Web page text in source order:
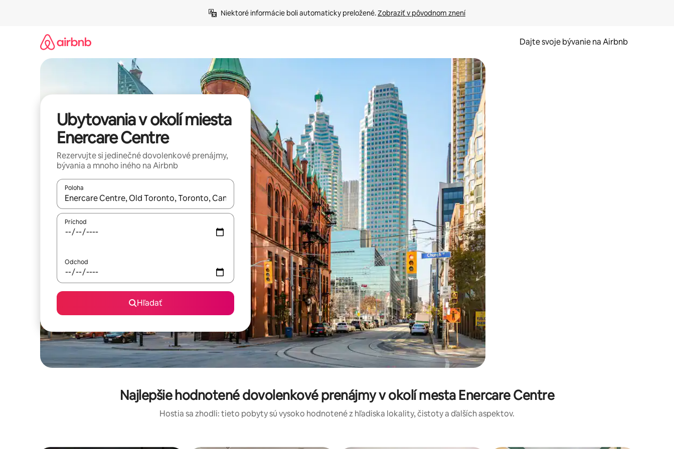
Niektoré informácie boli automaticky preložené. Zobraziť v pôvodnom znení
Dajte svoje bývanie na Airbnb
Ubytovania v okolí miesta
Enercare Centre
Rezervujte si jedinečné dovolenkové prenájmy,
bývania a mnoho iného na Airbnb
Poloha
Keď budú výsledky k dispozícii, môžete si ich prechádzať pomocou klávesov so šípkami nahor a nadol alebo ich preskúmať pomocou dotykových gest či potiahnutia prstom.
Príchod
Odchod
Hľadať
Najlepšie hodnotené dovolenkové prenájmy v okolí mesta Enercare Centre
Hostia sa zhodli: tieto pobyty sú vysoko hodnotené z hľadiska lokality, čistoty a ďalších aspektov.